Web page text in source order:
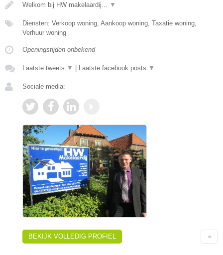
Welkom bij HW makelaardij... ▼
Diensten: Verkoop woning, Aankoop woning, Taxatie woning,
Verhuur woning
Openingstijden onbekend
Laatste tweets ▼ | Laatste facebook posts ▼
Sociale media:
BEKIJK VOLLEDIG PROFIEL